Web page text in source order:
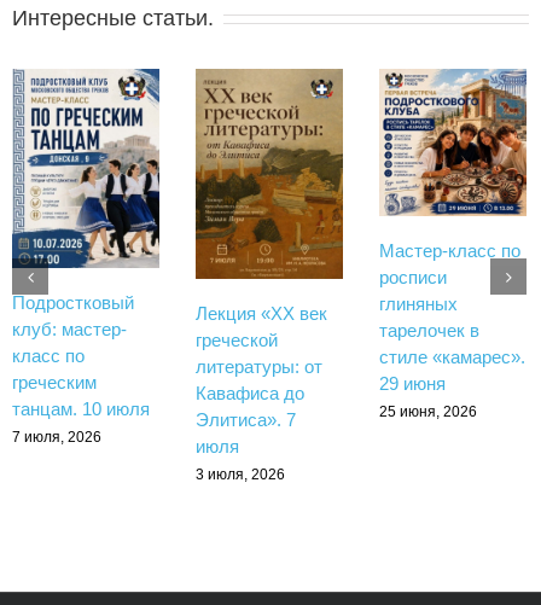
Интересные статьи.
Подростковый
клуб: мастер-
класс по
греческим
танцам. 10 июля
7 июля, 2026
Лекция «XX век
греческой
литературы: от
Кавафиса до
Элитиса». 7
июля
3 июля, 2026
Мастер-класс по
росписи
глиняных
тарелочек в
стиле «камарес».
29 июня
25 июня, 2026